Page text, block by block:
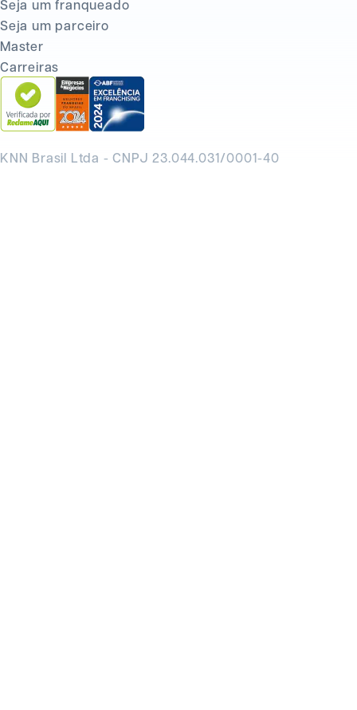
KNN Brasil Ltda - CNPJ 23.044.031/0001-40
Seja um franqueado
Seja um parceiro
Master
Carreiras